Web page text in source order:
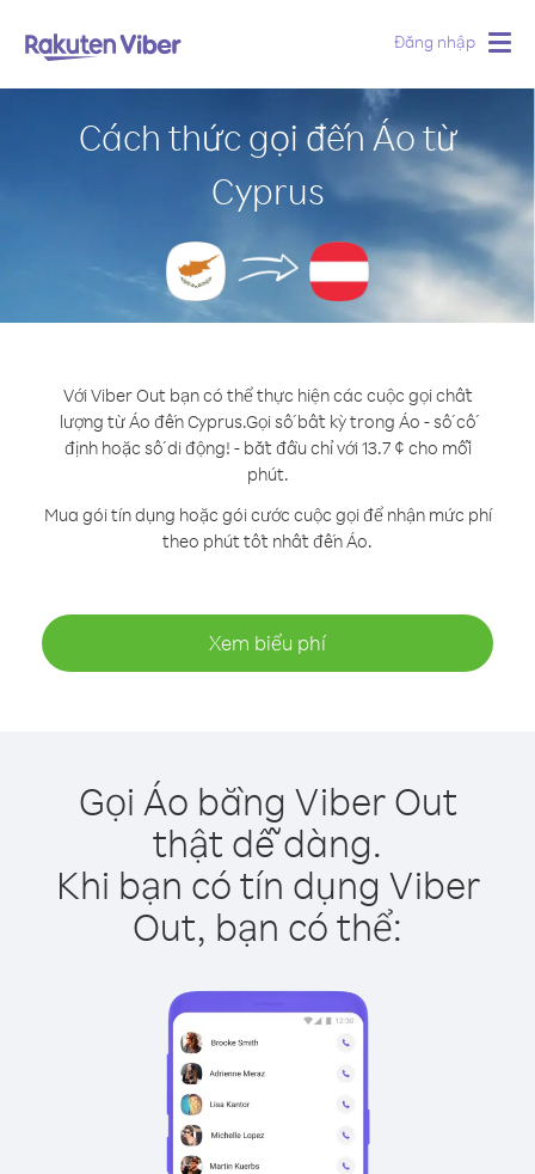
Đăng nhập
Cách thức gọi đến Áo từ
Cyprus
Với Viber Out bạn có thể thực hiện các cuộc gọi chất
lượng từ Áo đến Cyprus.Gọi số bất kỳ trong Áo - số cố
định hoặc số di động! - bắt đầu chỉ với 13.7 ¢ cho mỗi
phút.
Mua gói tín dụng hoặc gói cước cuộc gọi để nhận mức phí
theo phút tốt nhất đến Áo.
Xem biểu phí
Gọi Áo bằng Viber Out
thật dễ dàng.
Khi bạn có tín dụng Viber
Out, bạn có thể: